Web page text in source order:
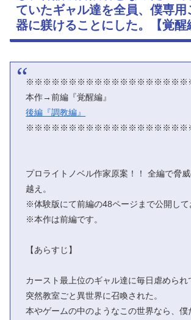
ていたギャル達を全員、僕専用
器に躾けることにした。【覚醒
本作→前編『覚醒編』
後編『調教編』
プロライトノベル作家原案！！ 全編で脅
越え。
※体験版にて前編の48ページまで公開して
※本作は前編です。
【あらすじ】
カースト最上位のギャル達に毎日虐められ
突然教室ごと異世界に召喚された。
本やゲームの中のようなこの世界なら、僕